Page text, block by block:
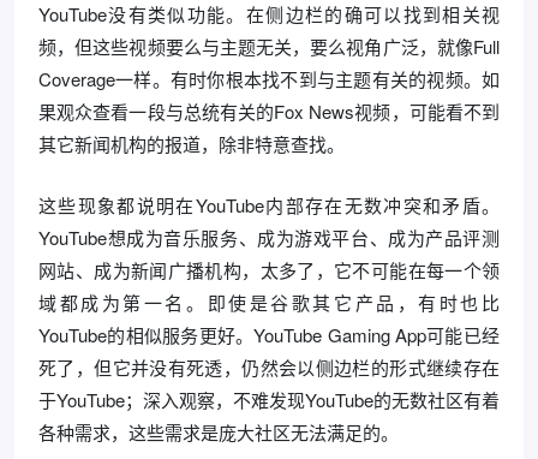
YouTube没有类似功能。在侧边栏的确可以找到相关视
频，但这些视频要么与主题无关，要么视角广泛，就像Full
Coverage一样。有时你根本找不到与主题有关的视频。如
果观众查看一段与总统有关的Fox News视频，可能看不到
其它新闻机构的报道，除非特意查找。
这些现象都说明在YouTube内部存在无数冲突和矛盾。
YouTube想成为音乐服务、成为游戏平台、成为产品评测
网站、成为新闻广播机构，太多了，它不可能在每一个领
域都成为第一名。即使是谷歌其它产品，有时也比
YouTube的相似服务更好。YouTube Gaming App可能已经
死了，但它并没有死透，仍然会以侧边栏的形式继续存在
于YouTube；深入观察，不难发现YouTube的无数社区有着
各种需求，这些需求是庞大社区无法满足的。